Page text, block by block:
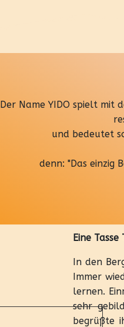
Der Name YIDO spielt mit
und bedeutet
denn: "Das einzig
Eine Tasse
In den
Immer
lernen.
sehr
begrüßte